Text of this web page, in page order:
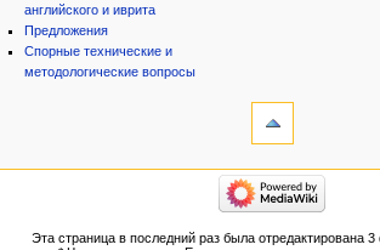
английского и иврита
Предложения
Спорные технические и
методологические вопросы
Версия
категории
Народ
Эта страница в последний раз была отредактирована